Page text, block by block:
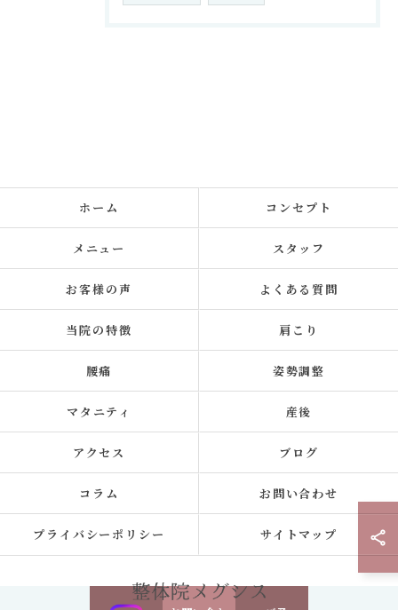
ホーム コンセプト
メニュー スタッフ
お客様の声 よくある質問
当院の特徴 肩こり
腰痛 姿勢調整
マタニティ 産後
アクセス ブログ
コラム お問い合わせ
プライバシーポリシー サイトマップ